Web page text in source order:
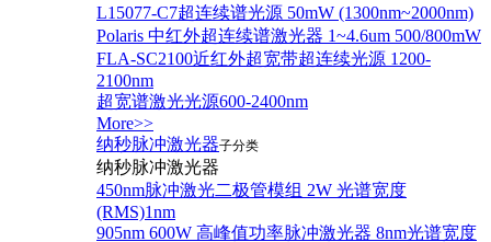
L15077-C7超连续谱光源 50mW (1300nm~2000nm)
Polaris 中红外超连续谱激光器 1~4.6um 500/800mW
FLA-SC2100近红外超宽带超连续光源 1200-
2100nm
超宽谱激光光源600-2400nm
More>>
纳秒脉冲激光器子分类
纳秒脉冲激光器
450nm脉冲激光二极管模组 2W 光谱宽度
(RMS)1nm
905nm 600W 高峰值功率脉冲激光器 8nm光谱宽度